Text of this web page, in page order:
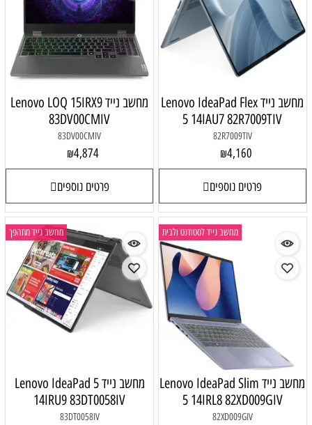
מחשב נייד Lenovo IdeaPad Flex
5 14IAU7 82R7009TIV
82R7009TIV
₪4,160
פרטים נוספים
מחשב נייד Lenovo LOQ 15IRX9
83DV00CMIV
83DV00CMIV
₪4,874
פרטים נוספים
מחשב נייד לסטודנט ולבית
מחשב נייד Lenovo IdeaPad Slim
5 14IRL8 82XD009GIV
82XD009GIV
מחשב נייד מתהפך
מחשב נייד Lenovo IdeaPad 5
14IRU9 83DT0058IV
83DT0058IV